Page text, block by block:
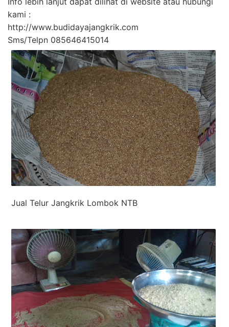
kami :
http://www.budidayajangkrik.com
Sms/Telpn 085646415014
Jual Telur Jangkrik Lombok NTB